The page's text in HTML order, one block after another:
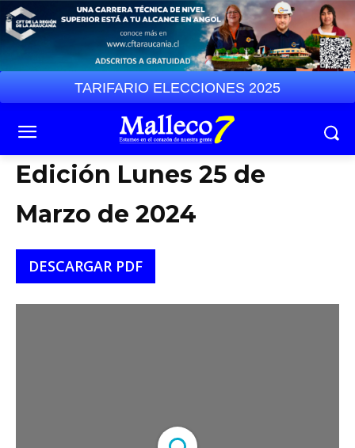
TARIFARIO ELECCIONES 2025
Edición Lunes 25 de
Marzo de 2024
DESCARGAR PDF